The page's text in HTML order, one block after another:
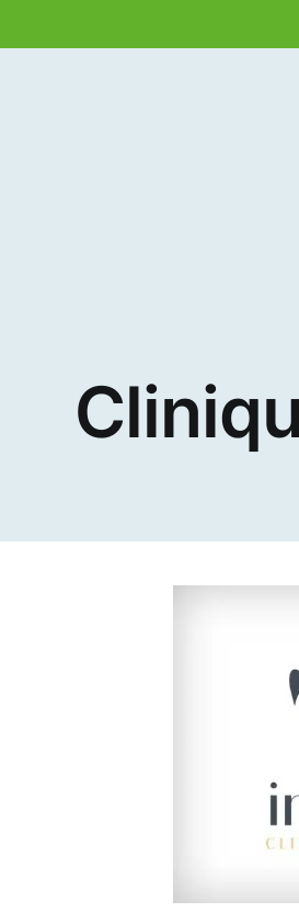
au